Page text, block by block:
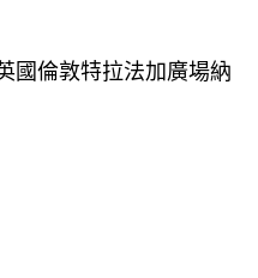
國倫敦特拉法加廣場納